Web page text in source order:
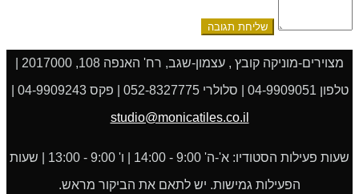
טלפון 04-9909051 | סלולרי 052-8327775 | פקס 04-9909243 |
studio@monicatiles.co.il
שעות פעילות הסטודיו: א'-ה' 9:00 - 14:00 | ו' 9:00 - 13:00 | שעות
הפעילות גמישות. יש לתאם את הביקור מראש.